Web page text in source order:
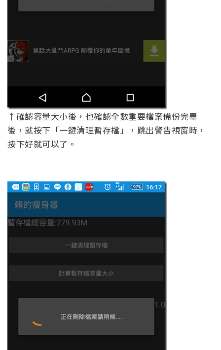
↑確認容量大小後，也確認全數重要檔案備份完畢
後，就按下「一鍵清理暫存檔」，跳出警告視窗時，
按下好就可以了。